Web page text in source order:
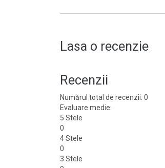
Lasa o recenzie
Recenzii
Numărul total de recenzii: 0
Evaluare medie:
5 Stele
0
4 Stele
0
3 Stele